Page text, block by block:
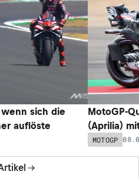
sich die
auflöste
MotoGP-
(Aprilia)
MOTOGP